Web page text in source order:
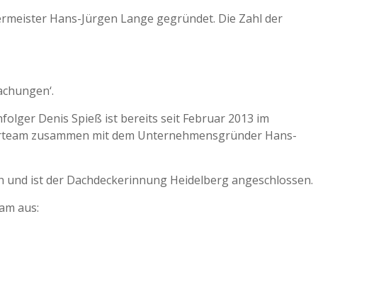
Hans-Jürgen Lange gegründet. Die Zahl der
Denis Spieß ist bereits seit Februar 2013 im
zusammen mit dem Unternehmensgründer Hans-
ist der Dachdeckerinnung Heidelberg angeschlossen.
aus: